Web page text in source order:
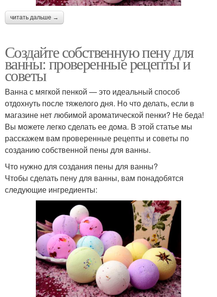
читать дальше →
Создайте собственную пену для
ванны: проверенные рецепты и
советы
Ванна с мягкой пенкой — это идеальный способ
отдохнуть после тяжелого дня. Но что делать, если в
магазине нет любимой ароматической пенки? Не беда!
Вы можете легко сделать ее дома. В этой статье мы
расскажем вам проверенные рецепты и советы по
созданию собственной пены для ванны.
Что нужно для создания пены для ванны?
Чтобы сделать пену для ванны, вам понадобятся
следующие ингредиенты: